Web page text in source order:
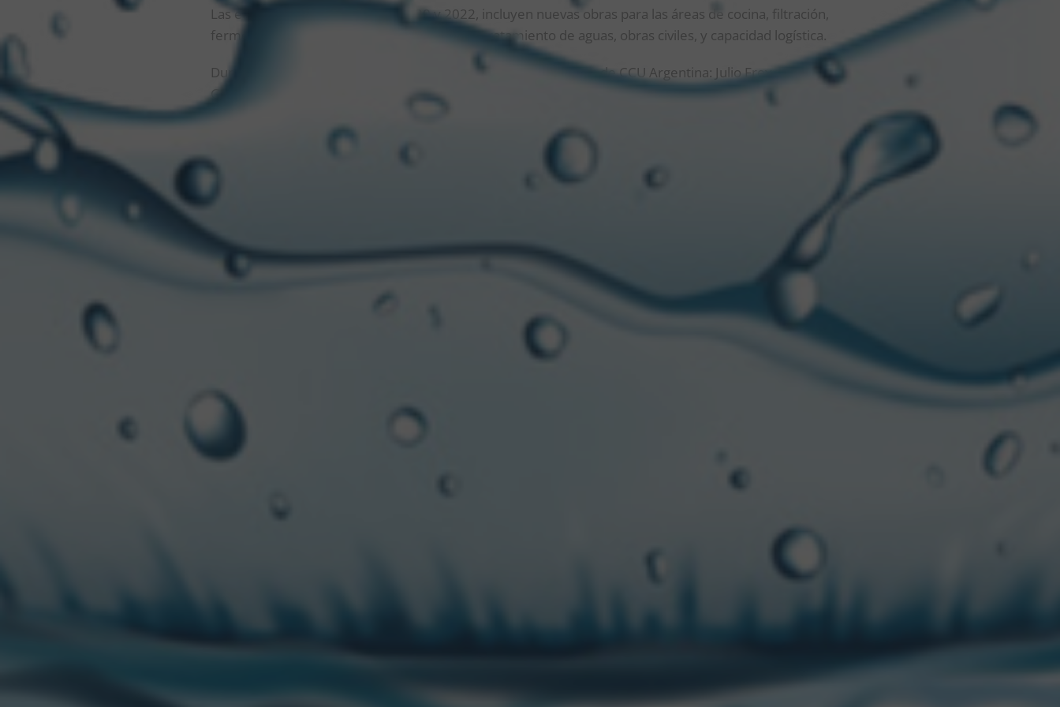
Las etapas del proyecto, entre 2020 y 2022, incluyen nuevas obras para las áreas de cocina, filtración,
fermentación, envasado, servicio/plantas de tratamiento de aguas, obras civiles, y capacidad logística.
Durante su visita, el Ministro estuvo acompañado por directivos de CCU Argentina: Julio Freyre, Gerente
General; Ricardo Olivares, Gerente Industrial; Juan Pablo Barrale, Gerente de Asuntos Corporativos;
Javier Caspani, Gerente de Planificación y Logística y Darío Mollo, Gerente de Planta Cervecería Luján.
productiva está en marcha con inversiones concretas que generan más producción y más trabajo. Este es el
Matías Kulfas, Ministro
“Este anuncio también es el resultado de haber recuperado la política industrial. Somos un gobierno que ha
gestado las condiciones para que la inversión esté creciendo sostenidamente y que está creando empleo
Argentina está en el menor nivel de desempleo de los últimos 6 años. Y esto nos
muestra que tenemos que trabajar juntos para profundizar esta senda de la producción, el trabajo y el
crecimiento en Argentina. Con esta inversión tenemos por objetivo fortalecer nuestra capacidad productiva
y logística para llegar con nuestras marcas a millones de argentinos, y seguir avanzando hacia nuestra
misión:
compartir experiencias con nuestros consumidores en todas las ocasiones de consumo.
optimistas y creemos en que debemos apostar al desarrollo permanente de la matriz productiva de nuestro
CCU Argentina mantiene una sólida posición como segundo competidor del mercado cervecero, es líder
en el de sidras y con importante crecimiento en el de vinos. Actualmente posee más de 1.800
trabajadores de forma directa, y se abastece de una red de más de 2.500 proveedores, que en un 95%
son PYMES, generando 20 mil puestos de empleo indirecto en la cadena de valor.